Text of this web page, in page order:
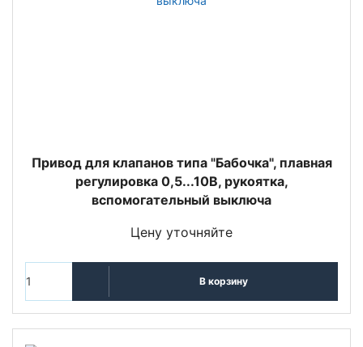
Привод для клапанов типа "Бабочка", плавная
регулировка 0,5...10В, рукоятка,
вспомогательный выключа
Цену уточняйте
В корзину